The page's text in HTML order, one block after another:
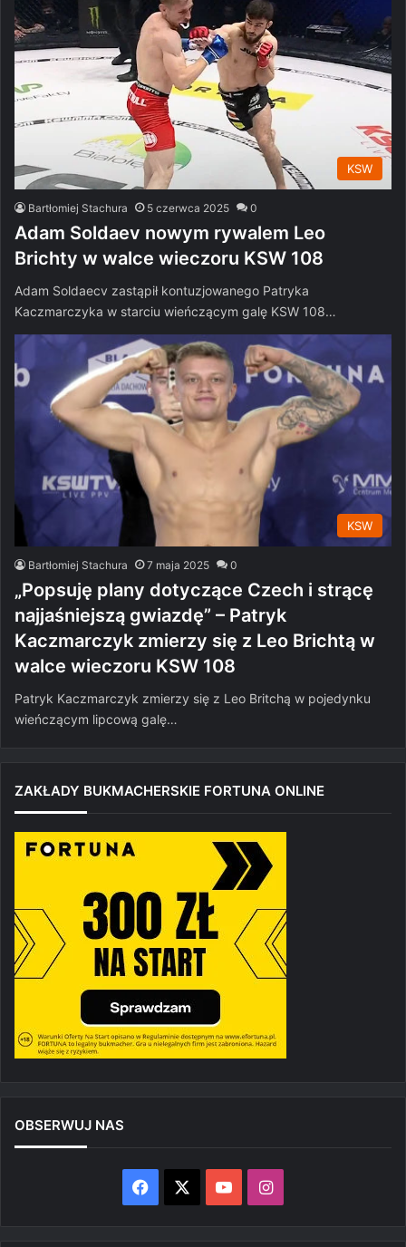
KSW
Bartłomiej Stachura 5 czerwca 2025 0
Adam Soldaev nowym rywalem Leo
Brichty w walce wieczoru KSW 108
Adam Soldaecv zastąpił kontuzjowanego Patryka
Kaczmarczyka w starciu wieńczącym galę KSW 108…
KSW
Bartłomiej Stachura 7 maja 2025 0
„Popsuję plany dotyczące Czech i strącę
najjaśniejszą gwiazdę” – Patryk
Kaczmarczyk zmierzy się z Leo Brichtą w
walce wieczoru KSW 108
Patryk Kaczmarczyk zmierzy się z Leo Britchą w pojedynku
wieńczącym lipcową galę…
ZAKŁADY BUKMACHERSKIE FORTUNA ONLINE
OBSERWUJ NAS
Facebook YouTubeInstagram